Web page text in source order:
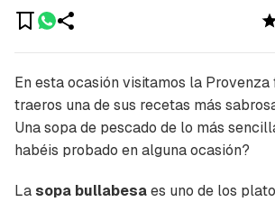
En esta ocasión visitamos la
traeros una de sus recetas más
Una sopa de pescado de lo más
habéis probado en alguna ocasión?
La sopa bullabesaes uno de los